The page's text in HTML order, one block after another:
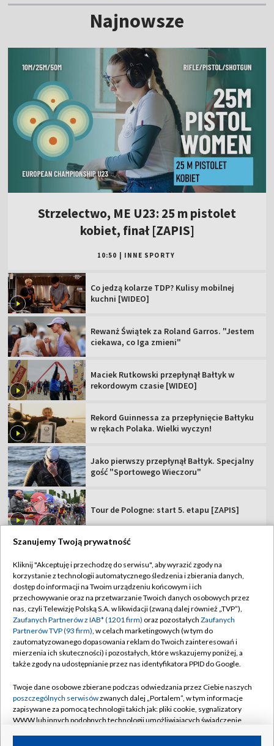
Najnowsze
Strzelectwo, ME U23: 25 m pistolet
kobiet, finał [ZAPIS]
10:50 INNE SPORTY
Co jedzą kolarze TDP? Kulisy mobilnej
kuchni [WIDEO]
Rewanż Świątek za Roland Garros. "Jestem
ciekawa, co Iga zmieni"
Maciek Rutkowski przepłynął Bałtyk w
rekordowym czasie [WIDEO]
Rekord Guinnessa za przepłynięcie Bałtyku
w rękach Polaka. Wielki wyczyn!
Jako pierwszy przepłynął Bałtyk. Specjalny
gość "Sportowego Wieczoru"
Tour de Pologne: start 5. etapu [ZAPIS]
TVP
Abonament TVP
Sklep TVP
Biuro Reklamy
Oferta Handlowa
Emisja w TVP
Rada Programowa
Ogłoszenia przetargowe
Regulamin TVP
Polityka prywatności
Moje zgody
Biuro reklamy
Kanały
Szanujemy Twoją prywatność
Kliknij "Akceptuję i przechodzę do serwisu", aby wyrazić zgody na
korzystanie z technologii automatycznego śledzenia i zbierania danych,
dostęp do informacji na Twoim urządzeniu końcowym i ich
przechowywanie oraz na przetwarzanie Twoich danych osobowych przez
nas, czyli Telewizję Polską S.A. w likwidacji (zwaną dalej również „TVP”),
Zaufanych Partnerów z IAB* (1201 firm) oraz pozostałych Zaufanych
Partnerów TVP (93 firm), w celach marketingowych (w tym do
zautomatyzowanego dopasowania reklam do Twoich zainteresowań i
mierzenia ich skuteczności) i pozostałych, które wskazujemy poniżej, a
także zgody na udostępnianie przez nas identyfikatora PPID do Google.
Twoje dane osobowe zbierane podczas odwiedzania przez Ciebie naszych
poszczególnych serwisówzwanych dalej „Portalem”, w tym informacje
zapisywane za pomocą technologii takich jak: pliki cookie, sygnalizatory
WWW lub innych podobnych technologii umożliwiających świadczenie